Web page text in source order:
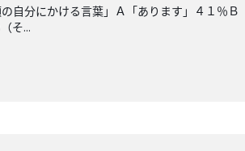
自分にかける言葉」Ａ「あります」４１％
そ...